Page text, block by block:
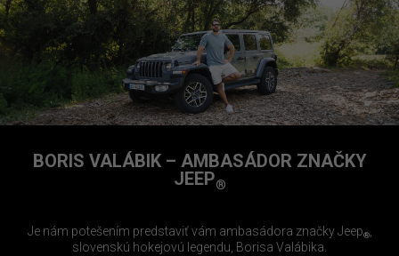
BORIS VALÁBIK – AMBASÁDOR ZNAČKY
JEEP®
Je nám potešením predstaviť vám ambasádora značky Jeep®,
slovenskú hokejovú legendu, Borisa Valábika.